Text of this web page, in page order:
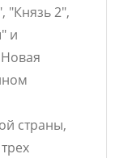
"Князь 2",
и
страны,